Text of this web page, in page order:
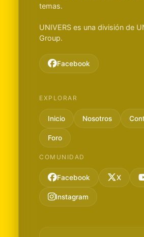
temas.
UNIVERS es una división de
Group.
Facebook
EXPLORAR
Inicio Nosotros
Foro
COMUNIDAD
Facebook X
Instagram